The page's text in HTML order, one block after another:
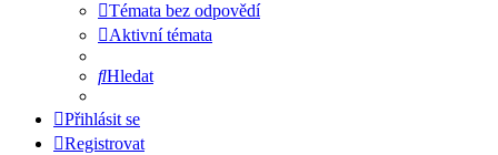
Témata bez odpovědí
Aktivní témata
Hledat
Přihlásit se
Registrovat